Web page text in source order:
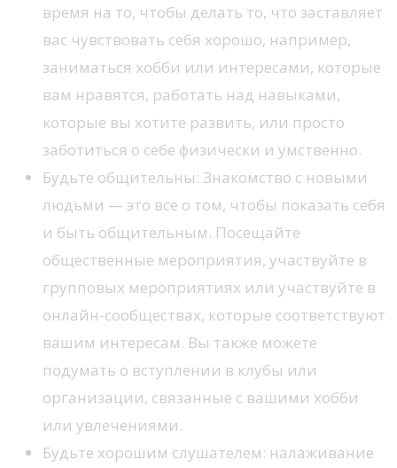
время на то, чтобы делать то, что заставляет
вас чувствовать себя хорошо, например,
заниматься хобби или интересами, которые
вам нравятся, работать над навыками,
которые вы хотите развить, или просто
заботиться о себе физически и умственно.
Будьте общительны: Знакомство с новыми
людьми — это все о том, чтобы показать себя
и быть общительным. Посещайте
общественные мероприятия, участвуйте в
групповых мероприятиях или участвуйте в
онлайн-сообществах, которые соответствуют
вашим интересам. Вы также можете
подумать о вступлении в клубы или
организации, связанные с вашими хобби
или увлечениями.
Будьте хорошим слушателем: налаживание